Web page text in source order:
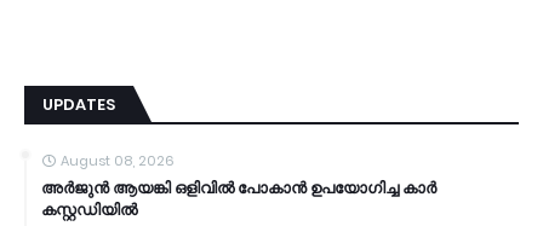
UPDATES
August 08, 2026
അർജുൻ ആയങ്കി ഒളിവിൽ പോകാൻ ഉപയോഗിച്ച കാർ
കസ്റ്റഡിയിൽ